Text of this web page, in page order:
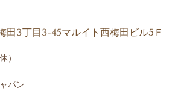
3丁目3-45マルイト西梅田ビル5Ｆ
）
パン